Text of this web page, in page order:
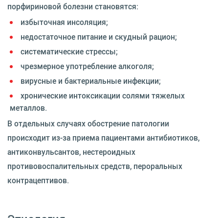
порфириновой болезни становятся:
избыточная инсоляция;
недостаточное питание и скудный рацион;
систематические стрессы;
чрезмерное употребление алкоголя;
вирусные и бактериальные инфекции;
хронические интоксикации солями тяжелых
металлов.
В отдельных случаях обострение патологии
происходит из-за приема пациентами антибиотиков,
антиконвульсантов, нестероидных
противовоспалительных средств, пероральных
контрацептивов.